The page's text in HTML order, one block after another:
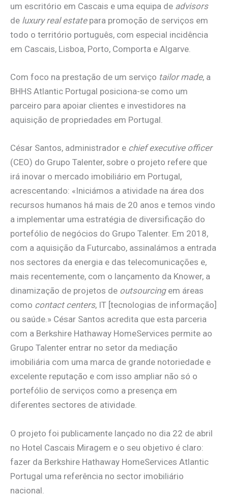
um escritório em Cascais e uma equipa de advisors
de luxury real estatepara promoção de serviços em
todo o território português, com especial incidência
em Cascais, Lisboa, Porto, Comporta e Algarve.
Com foco na prestação de um serviço tailor made, a
BHHS Atlantic Portugal posiciona-se como um
parceiro para apoiar clientes e investidores na
aquisição de propriedades em Portugal.
César Santos, administrador e chief executive officer
(CEO) do Grupo Talenter, sobre o projeto refere que
irá inovar o mercado imobiliário em Portugal,
acrescentando: «Iniciámos a atividade na área dos
recursos humanos há mais de 20 anos e temos vindo
a implementar uma estratégia de diversificação do
portefólio de negócios do Grupo Talenter. Em 2018,
com a aquisição da Futurcabo, assinalámos a entrada
nos sectores da energia e das telecomunicações e,
mais recentemente, com o lançamento da Knower, a
dinamização de projetos de outsourcingem áreas
como contact centers, IT [tecnologias de informação]
ou saúde.» César Santos acredita que esta parceria
com a Berkshire Hathaway HomeServices permite ao
Grupo Talenter entrar no setor da mediação
imobiliária com uma marca de grande notoriedade e
excelente reputação e com isso ampliar não só o
portefólio de serviços como a presença em
diferentes sectores de atividade.
O projeto foi publicamente lançado no dia 22 de abril
no Hotel Cascais Miragem e o seu objetivo é claro:
fazer da Berkshire Hathaway HomeServices Atlantic
Portugal uma referência no sector imobiliário
nacional.